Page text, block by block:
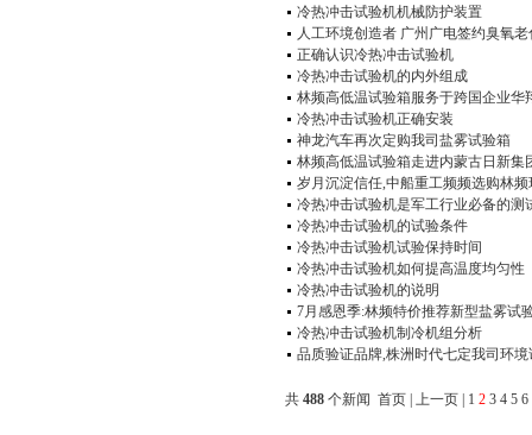
冷热冲击试验机机械防护装置
人工环境创造者 广州广电签约臭氧
正确认识冷热冲击试验机
冷热冲击试验机的内外组成
林频高低温试验箱服务于跨国企业华
冷热冲击试验机正确安装
神龙汽车再次定购我司盐雾试验箱
林频高低温试验箱走进内蒙古日新集
岁月沉淀信任,中船重工频频选购林
冷热冲击试验机是军工行业必备的测
冷热冲击试验机的试验条件
冷热冲击试验机试验保持时间
冷热冲击试验机如何提高温度均匀性
冷热冲击试验机的说明
7月感恩季:林频特价推荐新型盐雾试
冷热冲击试验机制冷机组分析
品质验证品牌,株洲时代七定我司环境
共 488 个新闻 首页 上一页 1 2 3 4 5 6